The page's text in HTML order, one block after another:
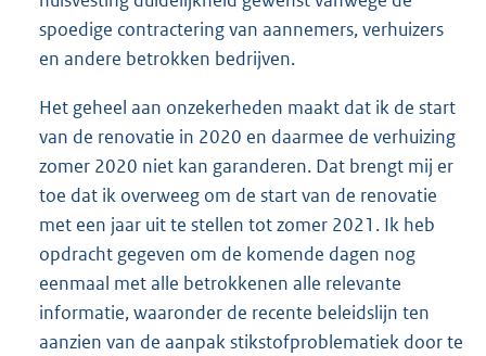
spoedige contractering van aannemers, verhuizers
en andere betrokken bedrijven.
Het geheel aan onzekerheden maakt dat ik de start
van de renovatie in 2020 en daarmee de verhuizing
zomer 2020 niet kan garanderen. Dat brengt mij er
toe dat ik overweeg om de start van de renovatie
met een jaar uit te stellen tot zomer 2021. Ik heb
opdracht gegeven om de komende dagen nog
eenmaal met alle betrokkenen alle relevante
informatie, waaronder de recente beleidslijn ten
aanzien van de aanpak stikstofproblematiek door te